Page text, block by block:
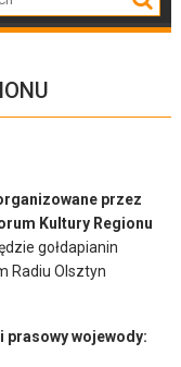
przez
Kultury Regionu
gołdapianin
Radiu Olsztyn
prasowy wojewody: